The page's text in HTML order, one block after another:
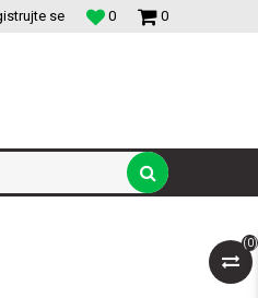
I UTICNICA 0
0
se
(0)